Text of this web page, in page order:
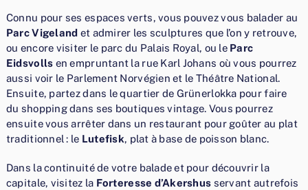
Connu pour ses espaces verts, vous pouvez vous balader au
Parc Vigeland et admirer les sculptures que l’on y retrouve,
ou encore visiter le parc du Palais Royal, ou le Parc
Eidsvolls en empruntant la rue Karl Johans où vous pourrez
aussi voir le Parlement Norvégien et le Théâtre National.
Ensuite, partez dans le quartier de Grünerlokka pour faire
du shopping dans ses boutiques vintage. Vous pourrez
ensuite vous arrêter dans un restaurant pour goûter au plat
traditionnel : le Lutefisk, plat à base de poisson blanc.
Dans la continuité de votre balade et pour découvrir la
capitale, visitez la Forteresse d’Akershus servant autrefois